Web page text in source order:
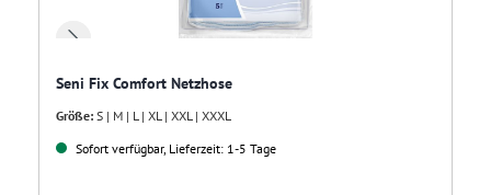
Seni Fix Comfort Netzhose
Größe: S | M | L | XL | XXL | XXXL
Sofort verfügbar, Lieferzeit: 1-5 Tage